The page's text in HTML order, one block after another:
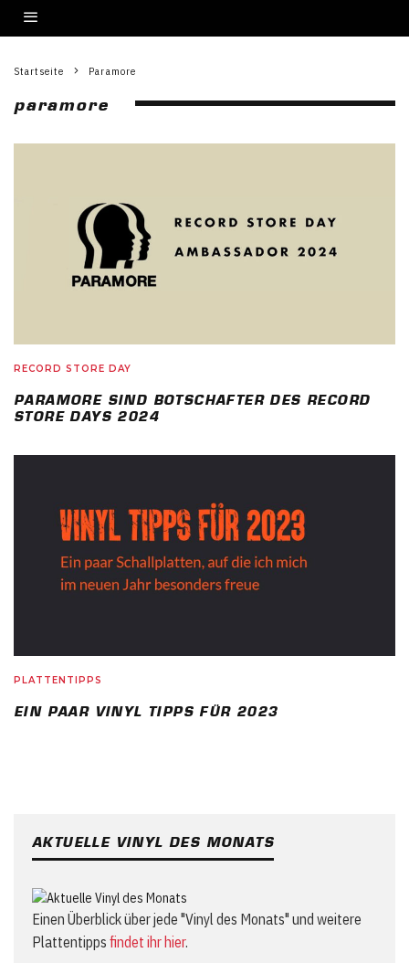
Startseite Paramore
paramore
RECORD STORE DAY
PARAMORE SIND BOTSCHAFTER DES RECORD
STORE DAYS 2024
PLATTENTIPPS
EIN PAAR VINYL TIPPS FÜR 2023
AKTUELLE VINYL DES MONATS
Einen Überblick über jede "Vinyl des Monats" und weitere
Plattentipps findet ihr hier.